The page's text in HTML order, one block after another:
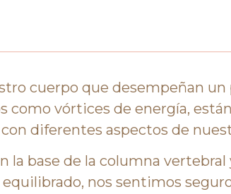
cuerpo que desempeñan un
vórtices de energía,
diferentes aspectos de
la base de la columna
nos sentimos